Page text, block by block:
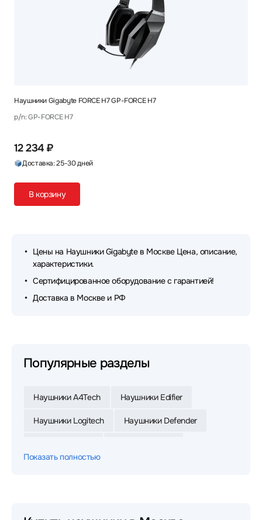
Наушники Gigabyte FORCE H7 GP-FORCE H7
p/n: GP-FORCE H7
12 234 ₽
Доставка: 25-30 дней
В корзину
Цены на Наушники Gigabyte в Москве Цена, описание,
характеристики.
Сертифицированное оборудование с гарантией!
Доставка в Москве и РФ
Популярные разделы
Наушники A4Tech Наушники Edifier
Наушники Logitech Наушники Defender
Показать полностью